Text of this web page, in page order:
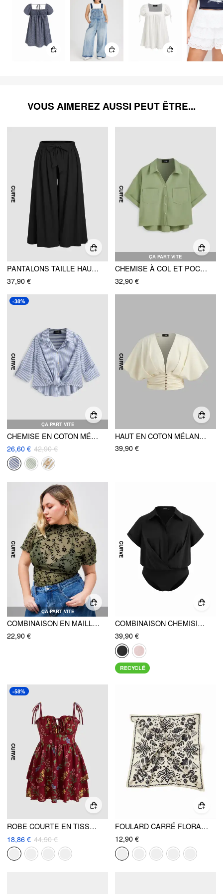
VOUS AIMEREZ AUSSI PEUT ÊTRE...
PANTALONS TAILLE HAUTE NŒUD LARGE CURVE & PLUS
37,90 €
ÇA PART VITE
CHEMISE À COL ET POCHES, MANCHES COURTES CURVE & PLUS
32,90 €
ÇA PART VITE
-38%
CHEMISE EN COTON MÉLANGÉ, COL RAYÉ, NOUÉE ET MANCHES RETROUSSÉES, CURVE & PLUS
26,60 € 42,90 €
HAUT EN COTON MÉLANGÉ À COL EN V UNI FRONCÉ AVEC BOUTONS CURVE & PLUS
39,90 €
ÇA PART VITE
COMBINAISON EN MAILLE TRANSPARENTE À COL ROND ET BORDURE EN LAITUE FLORALE CURVE & PLUS
22,90 €
COMBINAISON CHEMISIER XXL AVEC COL TORSADÉ CURVE & PLUS
39,90 €
RECYCLÉ
-58%
ROBE COURTE EN TISSU FLORAL AVEC VOLANTS, NŒUD ET EMPILEMENT CURVE & PLUS
18,86 € 44,90 €
FOULARD CARRÉ FLORAL ET SERPENT
12,90 €